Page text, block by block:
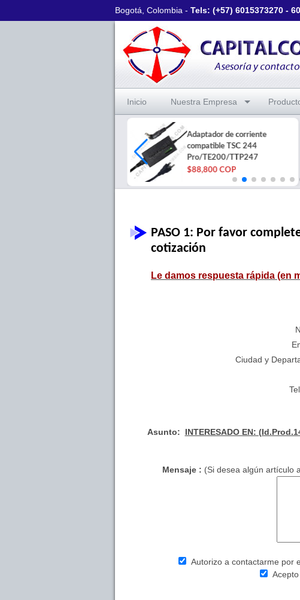
Bogotá, Colombia - Tels: (+57) 6015373270 -
Inicio Nuestra Empresa
Adaptador de corriente
compatible TSC 244
Pro/TE200/TTP247
$88,800 COP
PASO 1: Por favor
cotización
Le damos respuesta rápida (en
Ciudad y
Asunto: INTERESADO EN:
Mensaje : (Si desea algún artículo
Autorizo a contactarme por
Acepto